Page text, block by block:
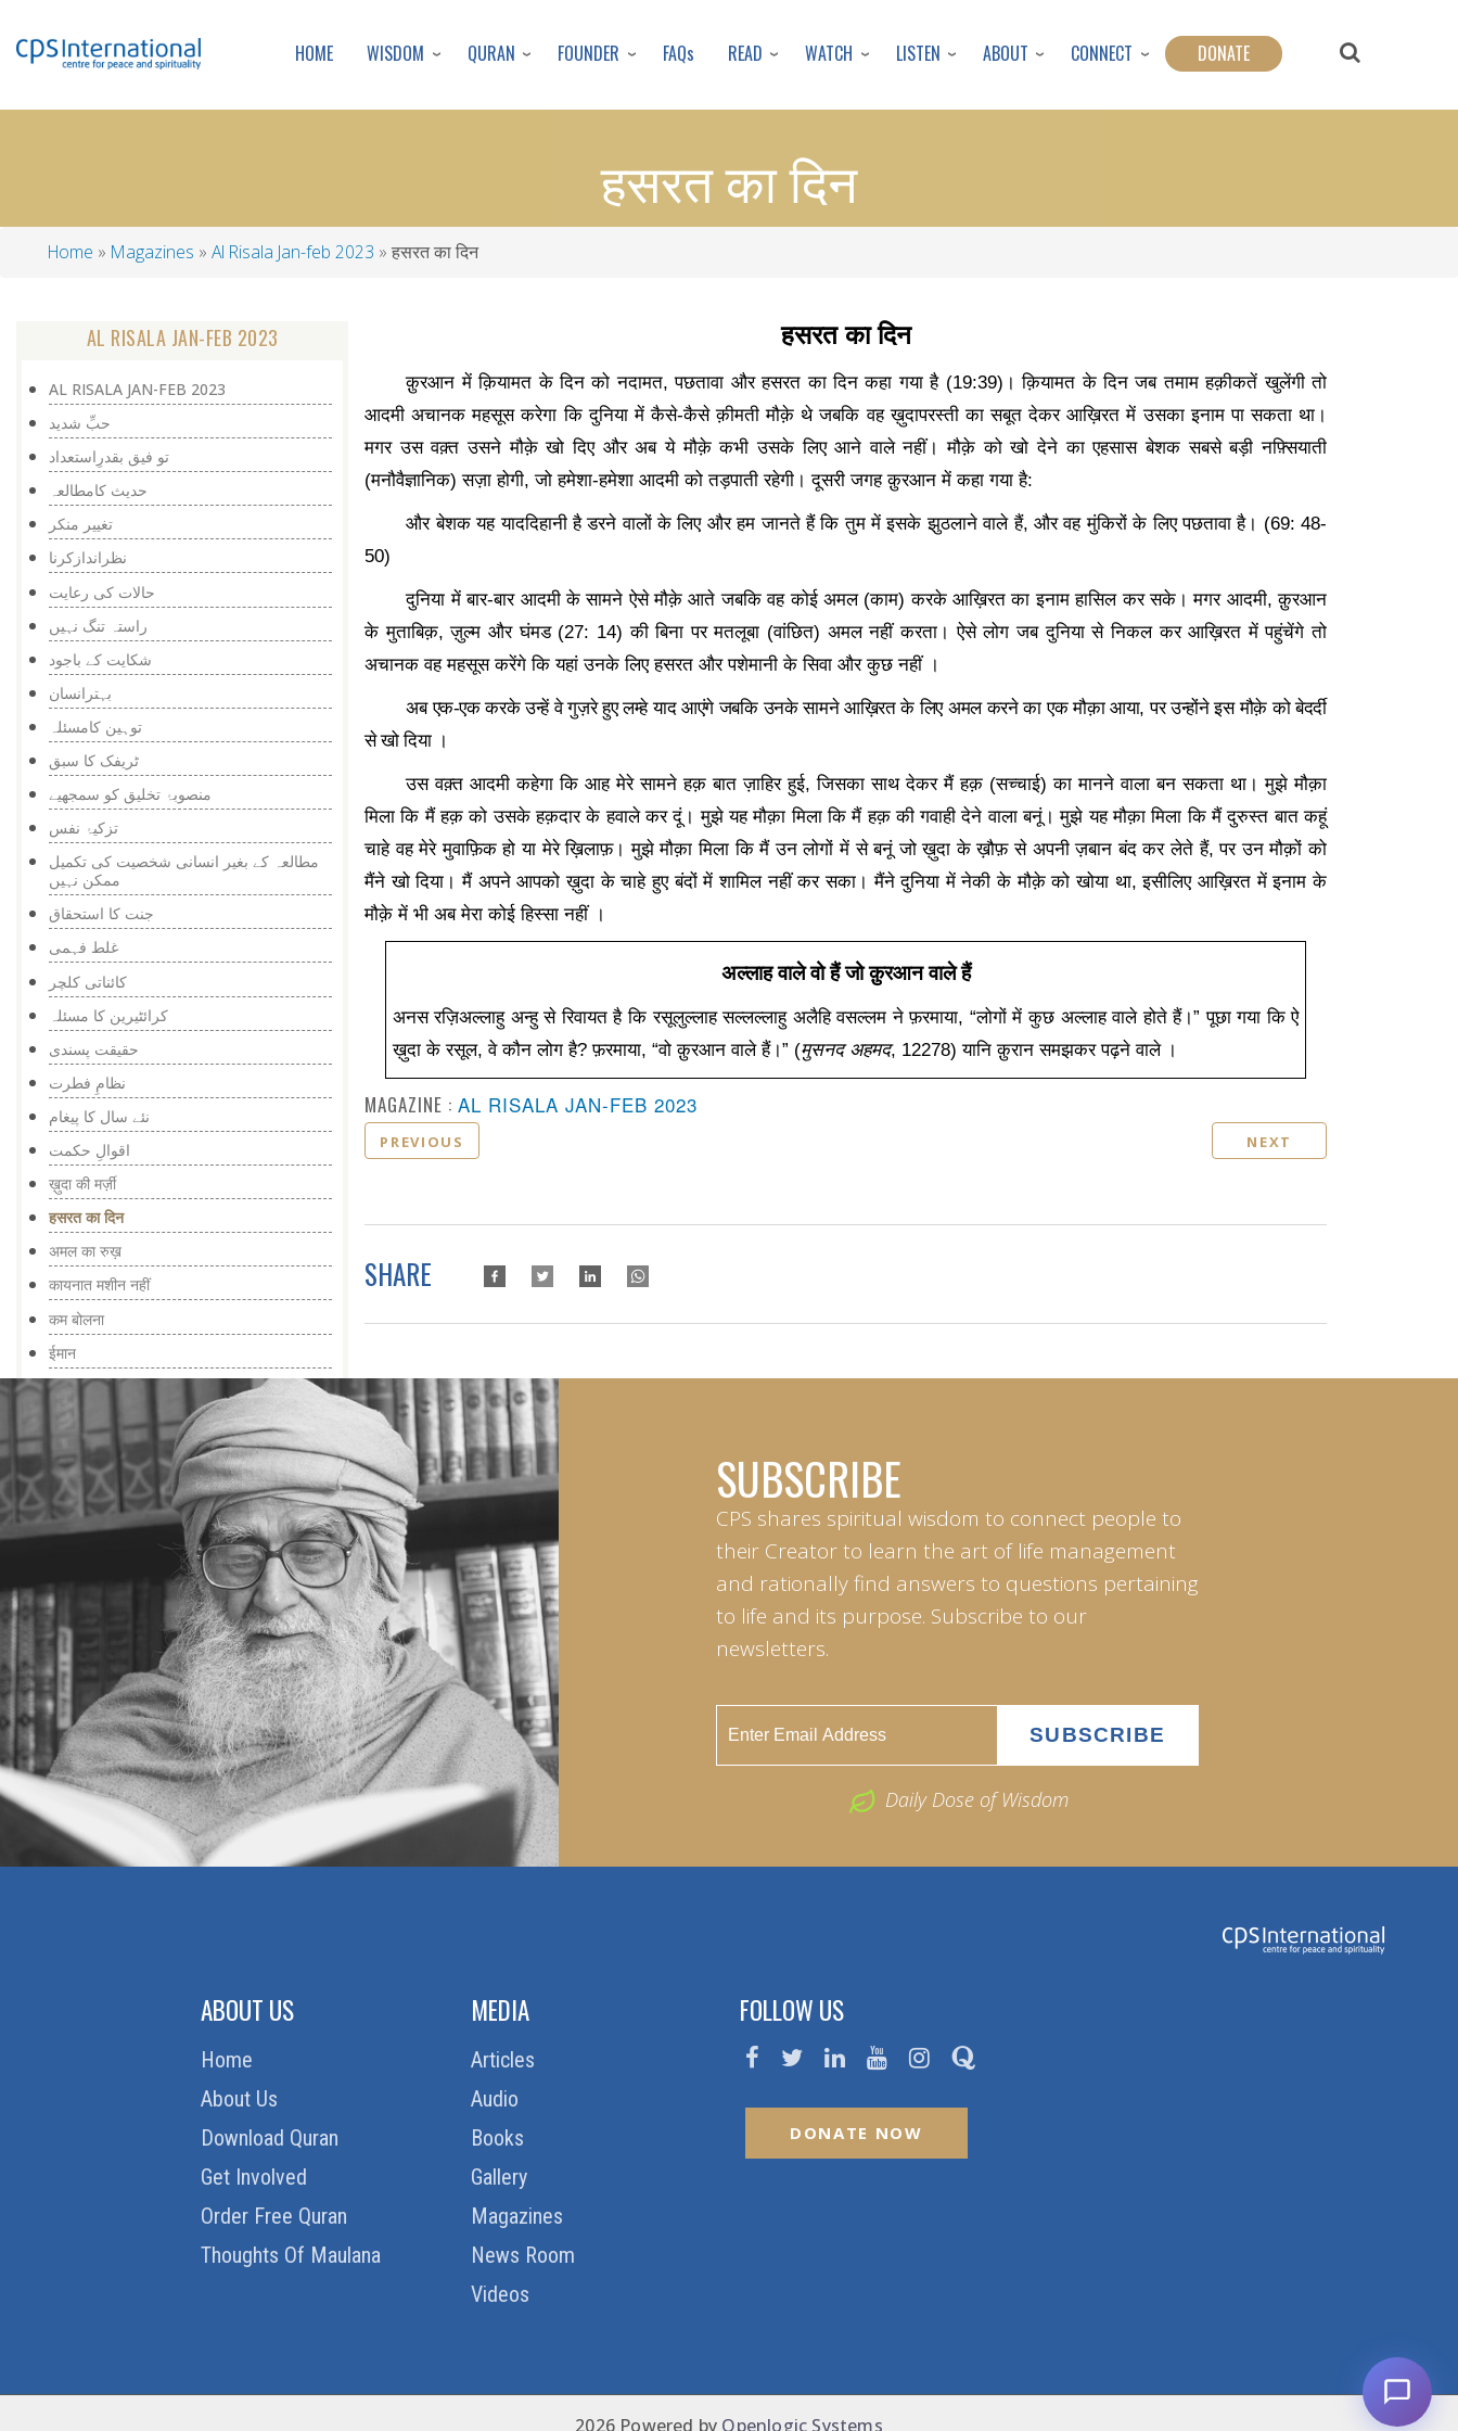
to
content
HOME WISDOM QURAN FOUNDER FAQs READ WATCH LISTEN ABOUT CONNECT DONATE
हसरत का दिन
Breadcrumb
Home Magazines Al Risala Jan-feb 2023 हसरत का दिन
हसरत का दिन
क़ुरआन में क़ियामत के दिन को नदामत,पछतावा और हसरत का दिन कहा गया है (19:39) । क़ियामत के दिन जब तमाम हक़ीकतें खुलेंगी तो
आदमी अचानक महसूस करेगा कि दुनिया में कैसे-कैसे क़ीमती मौक़े थे जबकि वह ख़ुदापरस्ती का सबूत देकर आख़िरत में उसका इनाम पा सकता था।
मगर उस वक़्त उसने मौक़े खो दिए और अब ये मौक़े कभी उसके लिए आने वाले नहीं। मौक़े को खो देने का एहसास बेशक सबसे बड़ी नफ़्सियाती
(मनौवैज्ञानिक) सज़ा होगी,जो हमेशा-हमेशा आदमी को तड़पाती रहेगी। दूसरी जगह क़ुरआन में कहा गया है:
और बेशक यह याददिहानी है डरने वालों के लिए और हम जानते हैं कि तुम में इसके झुठलाने वाले हैं, और वह मुंकिरों के लिए पछतावा है। (69: 48-
50)
दुनिया में बार-बार आदमी के सामने ऐसे मौक़े आते जबकि वह कोई अमल (काम) करके आख़िरत का इनाम हासिल कर सके। मगर आदमी,क़ुरआन
के मुताबिक़, ज़ुल्म और घंमड (27: 14)की बिना पर मतलूबा (वांछित) अमल नहीं करता। ऐसे लोग जब दुनिया से निकल कर आख़िरत में पहुंचेंगे तो
अचानक वह महसूस करेंगे कि यहां उनके लिए हसरत और पशेमानी के सिवा और कुछ नहीं ।
अब एक-एक करके उन्हें वे गुज़रे हुए लम्हे याद आएंगे जबकि उनके सामने आख़िरत के लिए अमल करने का एक मौक़ा आया,पर उन्होंने इस मौक़े को बेदर्दी
से खो दिया ।
उस वक़्त आदमी कहेगा कि आह मेरे सामने हक़ बात ज़ाहिर हुई, जिसका साथ देकर मैं हक़ (सच्चाई) का मानने वाला बन सकता था। मुझे मौक़ा
मिला कि मैं हक़ को उसके हक़दार के हवाले कर दूं। मुझे यह मौक़ा मिला कि मैं हक़ की गवाही देने वाला बनूं। मुझे यह मौक़ा मिला कि मैं दुरुस्त बात कहूं
चाहे वह मेरे मुवाफ़िक हो या मेरे ख़िलाफ़। मुझे मौक़ा मिला कि मैं उन लोगों में से बनूं जो ख़ुदा के ख़ौफ़ से अपनी ज़बान बंद कर लेते हैं,पर उन मौक़ों को
मैंने खो दिया। मैं अपने आपको ख़ुदा के चाहे हुए बंदों में शामिल नहीं कर सका। मैंने दुनिया में नेकी के मौक़े को खोया था, इसीलिए आख़िरत में इनाम के
मौक़े में भी अब मेरा कोई हिस्सा नहीं ।
अल्लाह वाले वो हैं जो क़ुरआन वाले हैं
अनस रज़िअल्लाहु अन्हु से रिवायत है कि रसूलुल्लाह सल्लल्लाहु अलैहि वसल्लम ने फ़रमाया, “लोगों में कुछ अल्लाह वाले होते हैं।” पूछा गया कि ऐ
ख़ुदा के रसूल,वे कौन लोग है?फ़रमाया, “वो क़ुरआन वाले हैं।” (मुसनद अहमद, 12278) यानि क़ुरान समझकर पढ़ने वाले।
MAGAZINE : AL RISALA JAN-FEB 2023
PREVIOUS NEXT
SHARE
AL RISALA JAN-FEB 2023
AL RISALA JAN-FEB 2023
حبِّ شدید
تو فیق بقدرِاستعداد
حدیث کامطالعہ
تغییر منکر
نظراندازکرنا
حالات کی رعایت
راستہ تنگ نہیں
شکایت کے باجود
بہترانسان
توہین کامسئلہ
ٹریفک کا سبق
منصوبۂ تخلیق کو سمجھیے
تزکیۂ نفس
مطالعہ کے بغیر انسانی شخصیت کی تکمیل
ممکن نہیں
جنت کا استحقاق
غلط فہمی
کائناتی کلچر
کرائٹیرین کا مسئلہ
حقیقت پسندی
نظامِ فطرت
نئے سال کا پیغام
اقوالِ حکمت
ख़ुदा की मर्ज़ी
हसरत का दिन
अमल का रुख़
कायनात मशीन नहीं
कम बोलना
ईमान
इन्सान की ज़िम्मेदारी
तज़्किया
सोच का फ़र्क़
ईमान की हक़ीक़त यह है कि आदमी ग़ैबी हक़ीक़तों को
देखने लगे
क़ुरआन का पैग़ाम
SUBSCRIBE
CPS shares spiritual wisdom to connect people to
their Creator to learn the art of life management
and rationally find answers to questions pertaining
to life and its purpose. Subscribe to our
newsletters.
Daily Dose of Wisdom
ABOUT US
Home
About Us
Download Quran
Get Involved
Order Free Quran
Thoughts Of Maulana
MEDIA
Articles
Audio
Books
Gallery
Magazines
News Room
Videos
FOLLOW US
DONATE NOW
2026 Powered by Openlogic Systems